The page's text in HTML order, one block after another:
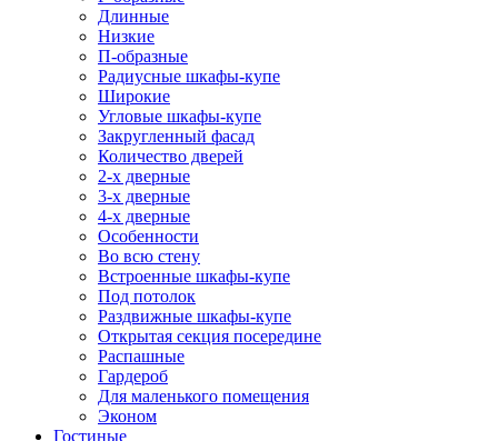
Длинные
Низкие
П-образные
Радиусные шкафы-купе
Широкие
Угловые шкафы-купе
Закругленный фасад
Количество дверей
2-х дверные
3-х дверные
4-х дверные
Особенности
Во всю стену
Встроенные шкафы-купе
Под потолок
Раздвижные шкафы-купе
Открытая секция посередине
Распашные
Гардероб
Для маленького помещения
Эконом
Гостиные